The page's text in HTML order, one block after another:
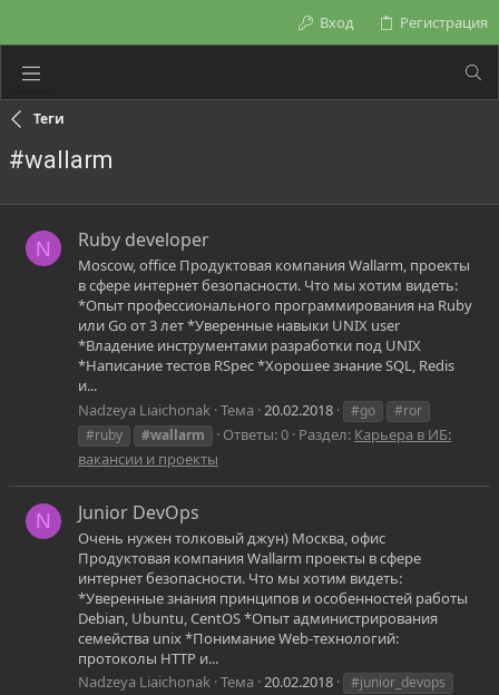
Вход Регистрация
Теги
#wallarm
N Ruby developer
Moscow, office Продуктовая компания Wallarm, проекты
в сфере интернет безопасности. Что мы хотим видеть:
*Опыт профессионального программирования на Ruby
или Go от 3 лет *Уверенные навыки UNIX user
*Владение инструментами разработки под UNIX
*Написание тестов RSpec *Хорошее знание SQL, Redis
и...
Nadzeya Liaichonak Тема 20.02.2018 #go
#ror
#ruby
#wallarm Ответы: 0 Раздел: Карьера в ИБ:
вакансии и проекты
N Junior DevOps
Очень нужен толковый джун) Москва, офис
Продуктовая компания Wallarm проекты в сфере
интернет безопасности. Что мы хотим видеть:
*Уверенные знания принципов и особенностей работы
Debian, Ubuntu, CentOS *Опыт администрирования
семейства unix *Понимание Web-технологий:
протоколы HTTP и...
Nadzeya Liaichonak Тема 20.02.2018
#junior_devops